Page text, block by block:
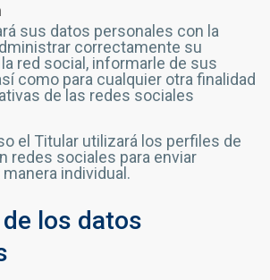
sus datos personales con la
correctamente su
red social, informarle de sus
como para cualquier otra finalidad
de las redes sociales
el Titular utilizará los perfiles de
redes sociales para enviar
individual.
los datos